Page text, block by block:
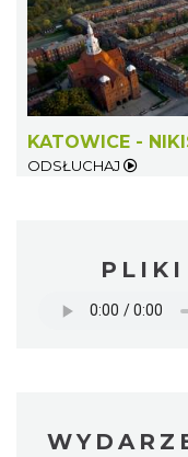
KATOWICE -
ODSŁUCHAJ
PLIKI